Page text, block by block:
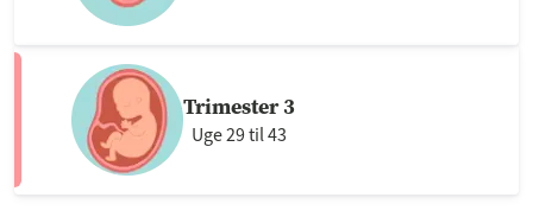
Trimester 3
Uge 29 til 43